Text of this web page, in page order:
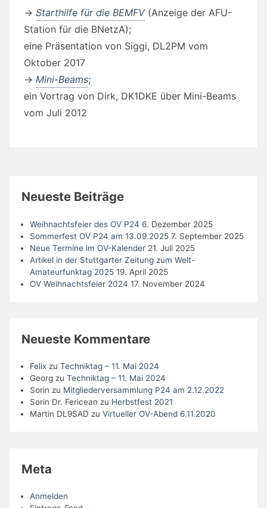
-> Starthilfe für die BEMFV(Anzeige der AFU-
Station für die BNetzA);
eine Präsentation von Siggi, DL2PM vom
Oktober 2017
-> Mini-Beams;
ein Vortrag von Dirk, DK1DKE über Mini-Beams
vom Juli 2012
Neueste Beiträge
Weihnachtsfeier des OV P24 6. Dezember 2025
Sommerfest OV P24 am 13.09.2025 7. September 2025
Neue Termine im OV-Kalender 21. Juli 2025
Artikel in der Stuttgarter Zeitung zum Welt-
Amateurfunktag 2025 19. April 2025
OV Weihnachtsfeier 2024 17. November 2024
Neueste Kommentare
Felixzu Techniktag – 11. Mai 2024
Georgzu Techniktag – 11. Mai 2024
Sorin zu Mitgliederversammlung P24 am 2.12.2022
Sorin Dr. Fericean zu Herbstfest 2021
Martin DL9SAD zu Virtueller OV-Abend 6.11.2020
Meta
Anmelden